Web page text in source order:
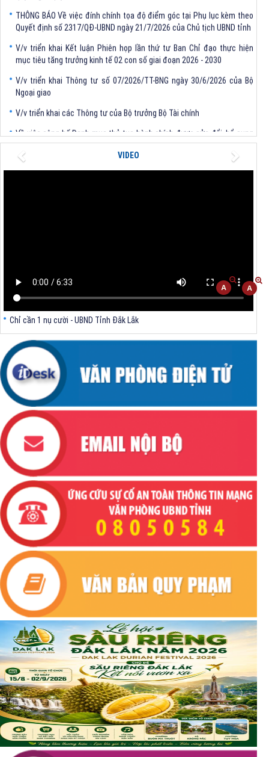
THÔNG BÁO Về việc đính chính tọa độ điểm góc tại Phụ lục kèm theo
Quyết định số 2317/QĐ-UBND ngày 21/7/2026 của Chủ tịch UBND tỉnh
V/v triển khai Kết luận Phiên họp lần thứ tư Ban Chỉ đạo thực hiện
mục tiêu tăng trưởng kinh tế 02 con số giai đoạn 2026 - 2030
V/v triển khai Thông tư số 07/2026/TT-BNG ngày 30/6/2026 của Bộ
Ngoại giao
V/v triển khai các Thông tư của Bộ trưởng Bộ Tài chính
Về việc công bố Danh mục thủ tục hành chính được sửa đổi, bổ sung
trong lĩnh vực thành lập và hoạt động của doanh nghiệp thuộc thẩm
quyền giải quyết của Sở Tài chínhVIDEO
Previous Next
Chỉ cần 1 nụ cười - UBND Tỉnh Đắk Lắk